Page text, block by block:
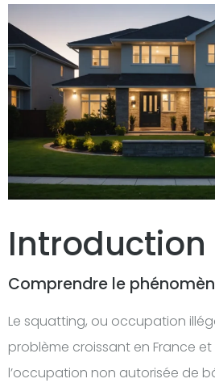
Introduction
Comprendre le
Le squatting, ou occupation
problème croissant en France et
l’occupation non autorisée de